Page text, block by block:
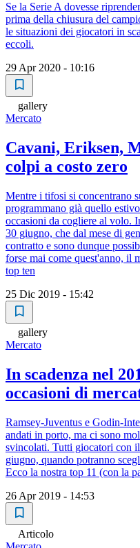
Se la Serie A dovesse
prima della chiusura del
le situazioni dei giocatori in
eccoli.
29 Apr 2020 - 10:16
gallery
Mercato
Cavani, Eriksen,
colpi a costo zero
Mentre i tifosi si concentrano
programmano già quello
occasioni da cogliere al volo.
30 giugno, che dal mese di
contratto e sono dunque
forse mai come quest'anno, il
top ten
25 Dic 2019 - 15:42
gallery
Mercato
In scadenza nel
occasioni di
Ramsey-Juventus e Godin-
andati in porto, ma ci sono
svincolati. Tutti giocatori con
giugno, quando potranno
Ecco la nostra top 11 (con la
26 Apr 2019 - 14:53
Articolo